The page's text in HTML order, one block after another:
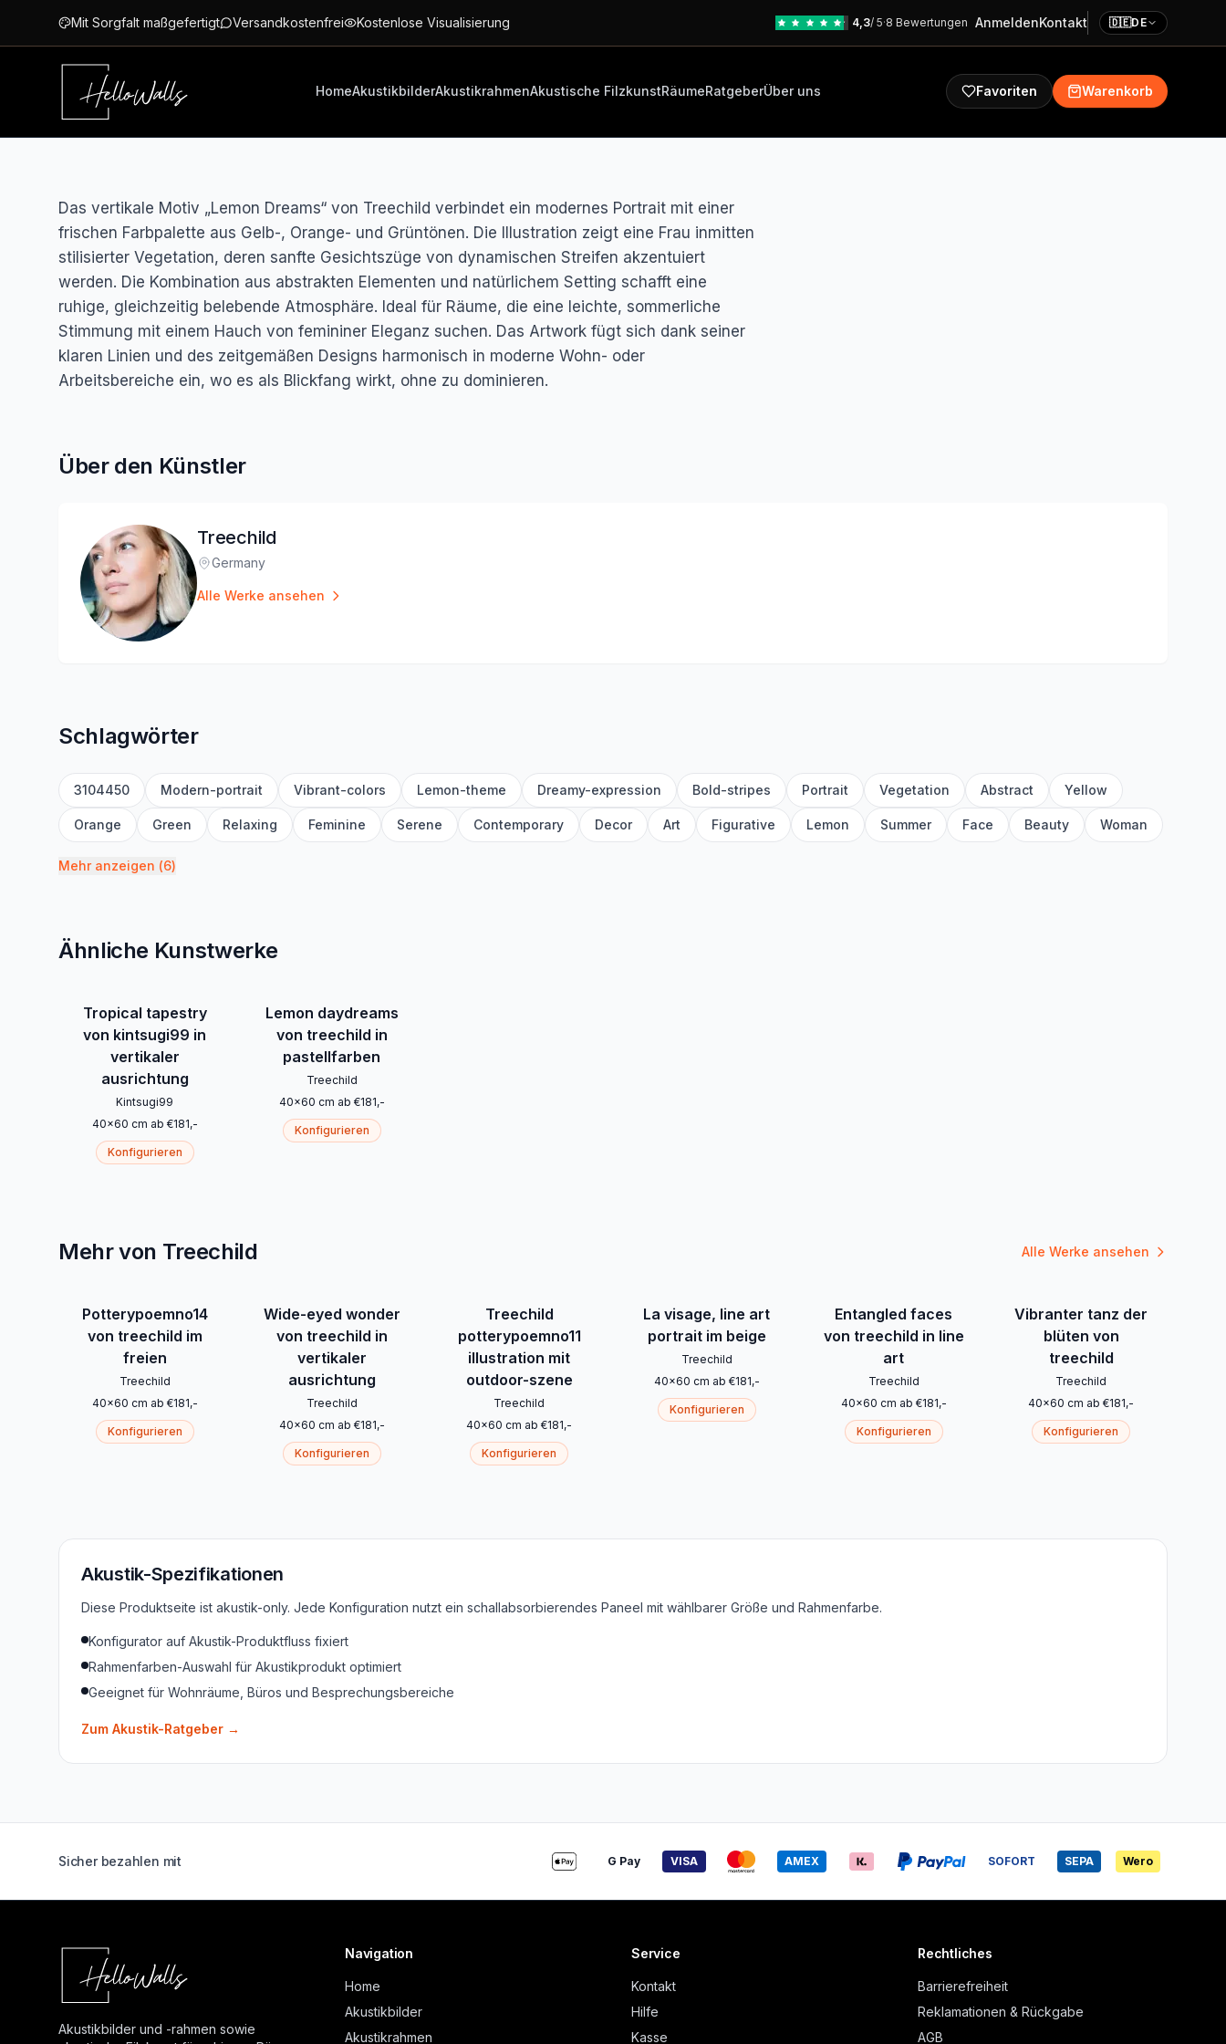
Mit Sorgfalt maßgefertigt Versandkostenfrei Kostenlose Visualisierung 4,3/ 5·8 Bewertungen AnmeldenKontakt 🇩🇪DE
HomeAkustikbilderAkustikrahmenAkustische FilzkunstRäumeRatgeberÜber uns Favoriten Warenkorb
Das vertikale Motiv „Lemon Dreams“ von Treechild verbindet ein modernes Portrait mit einer
frischen Farbpalette aus Gelb-, Orange- und Grüntönen. Die Illustration zeigt eine Frau inmitten
stilisierter Vegetation, deren sanfte Gesichtszüge von dynamischen Streifen akzentuiert
werden. Die Kombination aus abstrakten Elementen und natürlichem Setting schafft eine
ruhige, gleichzeitig belebende Atmosphäre. Ideal für Räume, die eine leichte, sommerliche
Stimmung mit einem Hauch von femininer Eleganz suchen. Das Artwork fügt sich dank seiner
klaren Linien und des zeitgemäßen Designs harmonisch in moderne Wohn- oder
Arbeitsbereiche ein, wo es als Blickfang wirkt, ohne zu dominieren.
Über den Künstler
Treechild
Standort:
Germany
Alle Werke ansehen
Schlagwörter
3104450 Modern-portrait Vibrant-colors Lemon-theme Dreamy-expression Bold-stripes Portrait Vegetation Abstract Yellow
Orange Green Relaxing Feminine Serene Contemporary Decor Art Figurative Lemon Summer Face Beauty Woman
Mehr anzeigen (6)
Ähnliche Kunstwerke
Tropical tapestry
von kintsugi99 in
vertikaler
ausrichtung
Kintsugi99
40x60 cm ab €181,-
Konfigurieren
Lemon daydreams
von treechild in
pastellfarben
Treechild
40x60 cm ab €181,-
Konfigurieren
Mehr von Treechild Alle Werke ansehen
Potterypoemno14
von treechild im
freien
Treechild
40x60 cm ab €181,-
Konfigurieren
Wide-eyed wonder
von treechild in
vertikaler
ausrichtung
Treechild
40x60 cm ab €181,-
Konfigurieren
Treechild
potterypoemno11
illustration mit
outdoor-szene
Treechild
40x60 cm ab €181,-
Konfigurieren
La visage, line art
portrait im beige
Treechild
40x60 cm ab €181,-
Konfigurieren
Entangled faces
von treechild in line
art
Treechild
40x60 cm ab €181,-
Konfigurieren
Vibranter tanz der
blüten von
treechild
Treechild
40x60 cm ab €181,-
Konfigurieren
Akustik-Spezifikationen
Diese Produktseite ist akustik-only. Jede Konfiguration nutzt ein schallabsorbierendes Paneel mit wählbarer Größe und Rahmenfarbe.
Konfigurator auf Akustik-Produktfluss fixiert
Rahmenfarben-Auswahl für Akustikprodukt optimiert
Geeignet für Wohnräume, Büros und Besprechungsbereiche
Zum Akustik-Ratgeber →
Sicher bezahlen mit G Pay VISA AMEX SOFORT SEPA Wero
Akustikbilder und -rahmen sowie
Navigation
Home
Akustikbilder
Akustikrahmen
Service
Kontakt
Hilfe
Kasse
Rechtliches
Barrierefreiheit
Reklamationen & Rückgabe
AGB